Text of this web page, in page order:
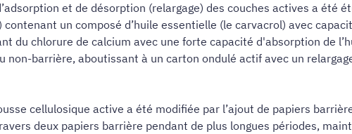
et de désorption (relargage) des couches actives a été
un composé d’huile essentielle (le carvacrol) avec
du chlorure de calcium avec une forte capacité d'absorption de
non-barrière, aboutissant à un carton ondulé actif avec un
cellulosique active a été modifiée par l’ajout de papiers
deux papiers barrière pendant de plus longues périodes,